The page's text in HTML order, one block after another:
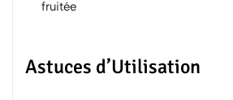
fruitée
Astuces d’Utilisation